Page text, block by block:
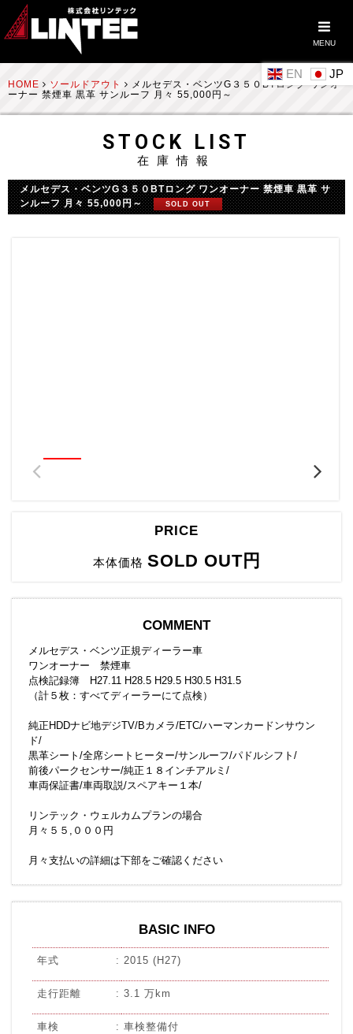
MENU
EN
HOME ソールドアウト
メルセデス・ベンツG３５０BTロング ワンオ
ーナー 禁煙車 黒革 サンルーフ 月々 55,000円～
STOCK LIST
在庫情報
メルセデス・ベンツG３５０BTロング ワンオーナー 禁煙車 黒革 サ
ンルーフ 月々 55,000円～
SOLD OUT
PRICE
本体価格 SOLD OUT円
COMMENT
メルセデス・ベンツ正規ディーラー車
ワンオーナー 禁煙車
点検記録簿 H27.11 H28.5 H29.5 H30.5 H31.5
（計５枚：すべてディーラーにて点検）
純正HDDナビ地デジTV/Bカメラ/ETC/ハーマンカードンサウン
ド/
黒革シート/全席シートヒーター/サンルーフ/パドルシフト/
前後パークセンサー/純正１８インチアルミ/
車両保証書/車両取説/スペアキー１本/
リンテック・ウェルカムプランの場合
月々５５,０００円
月々支払いの詳細は下部をご確認ください
BASIC INFO
年式 2015 (H27)
走行距離 3.1 万km
車検 車検整備付